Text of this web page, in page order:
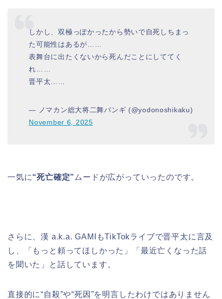
しかし、双極っぽかったから勢いで自死しちまっ
た可能性はあるが……
表舞台に出たくないから死んだことにしててく
れ……
晋平太……
— ノマカン総大将二舞バンギ (@yodonoshikaku)
November 6, 2025
一気に“死亡確定” ムードが広がっていったのです。
さらに、漢 a.k.a. GAMIもTikTokライブで晋平太に言及
し、「もっと頼ってほしかった」「最近亡くなった話
を聞いた」と話しています。
直接的に“自殺”や“死因”を明言したわけではありません